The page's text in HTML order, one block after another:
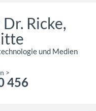
Ricke,
und Medien
>
456